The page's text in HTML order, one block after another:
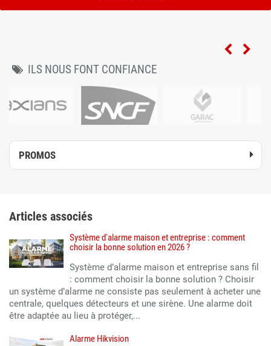
ILS NOUS FONT CONFIANCE
PROMOS
Articles associés
Système d'alarme maison et entreprise : comment
choisir la bonne solution en 2026 ?
Système d’alarme maison et entreprise sans fil
: comment choisir la bonne solution ? Choisir
un système d’alarme ne consiste pas seulement à acheter une
centrale, quelques détecteurs et une sirène. Une alarme doit
être adaptée au lieu à protéger,...
Alarme Hikvision